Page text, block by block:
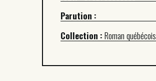
Parution :
Collection :Roman québécois